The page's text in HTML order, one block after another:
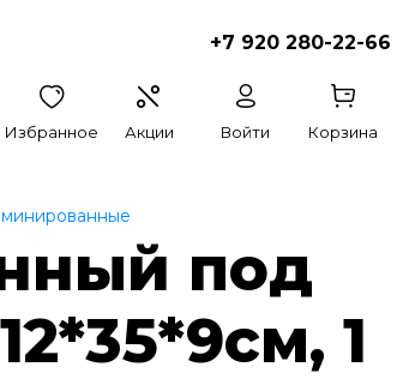
+7 920 280-22-66
Избранное Акции Войти Корзина
под
1